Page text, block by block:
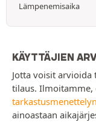
Lämpenemisaika
KÄYTTÄJIEN
Jotta voisit
tilaus. Ilmoitamme,
tarkastusmenettelyn
ainoastaan